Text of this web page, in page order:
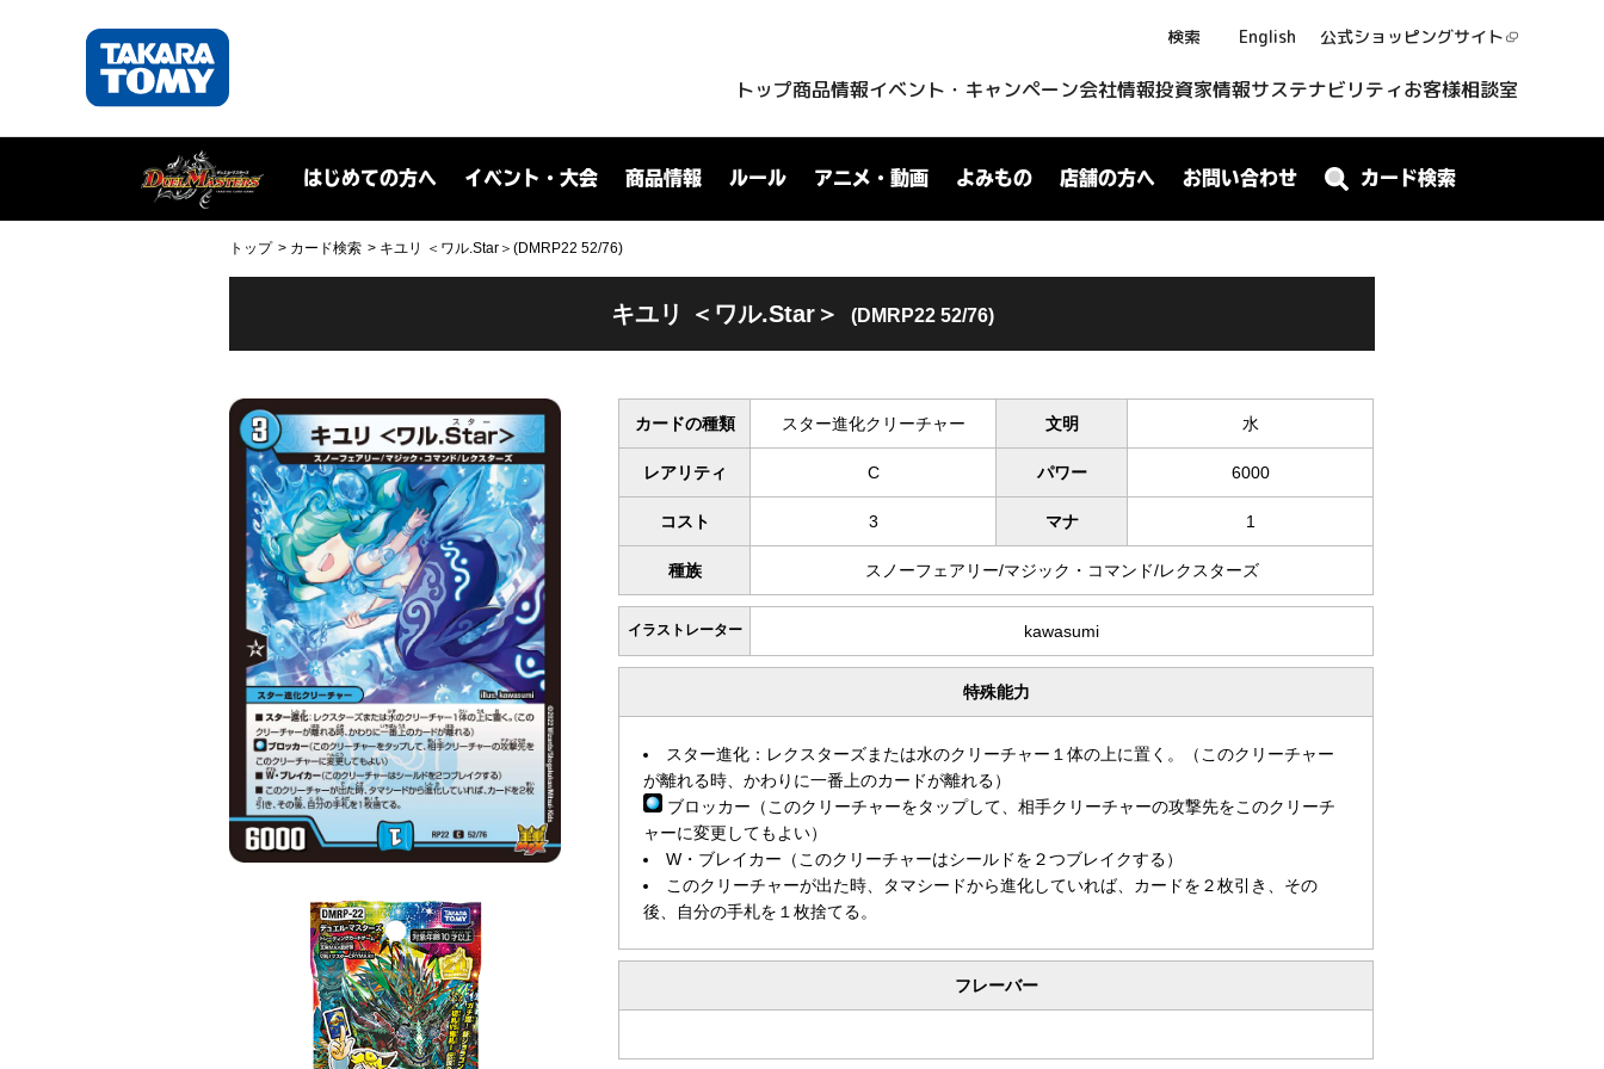
検索 English 公式ショッピングサイト
トップ商品情報イベント・キャンペーン会社情報投資家情報サステナビリティお客様相談室
はじめての方へ イベント・大会 商品情報 ルール アニメ・動画 よみもの 店舗の方へ お問い合わせ カード検索
トップ カード検索 キユリ ＜ワル.Star＞(DMRP22 52/76)
キユリ ＜ワル.Star＞ (DMRP22 52/76)
カードの種類 スター進化クリーチャー 文明 水
レアリティ C パワー 6000
コスト 3 マナ 1
種族 スノーフェアリー/マジック・コマンド/レクスターズ
イラストレーター kawasumi
特殊能力
スター進化：レクスターズまたは水のクリーチャー１体の上に置く。（このクリーチャー
が離れる時、かわりに一番上のカードが離れる）
ブロッカー（このクリーチャーをタップして、相手クリーチャーの攻撃先をこのクリーチ
ャーに変更してもよい）
W・ブレイカー（このクリーチャーはシールドを２つブレイクする）
このクリーチャーが出た時、タマシードから進化していれば、カードを２枚引き、その
後、自分の手札を１枚捨てる。
フレーバー